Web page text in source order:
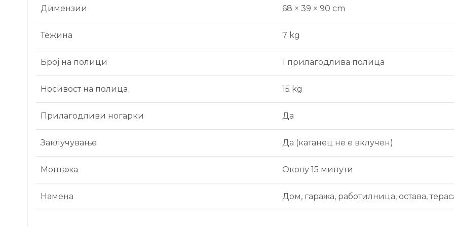
Димензии 68 × 39 × 90 cm
Тежина 7 kg
Број на полици 1 прилагодлива полица
Носивост на полица 15 kg
Прилагодливи ногарки Да
Заклучување Да (катанец не е вклучен)
Монтажа Околу 15 минути
Намена Дом, гаража, работилница, остава,